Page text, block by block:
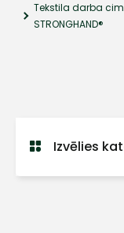
Tekstila darba
STRONGHAND®
Izvēlies